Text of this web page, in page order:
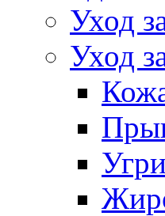
Уход
Уход
Угри